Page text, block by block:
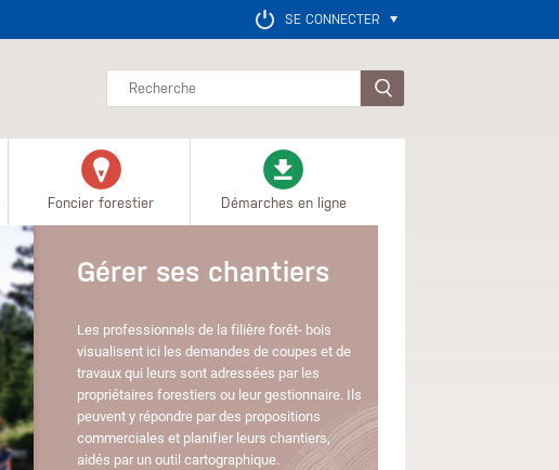
SE CONNECTER
Rechercher
Foncier forestier Démarches en ligne
Gérer ses chantiers
Les professionnels de la filière forêt- bois
visualisent ici les demandes de coupes et de
travaux qui leurs sont adressées par les
propriétaires forestiers ou leur gestionnaire. Ils
peuvent y répondre par des propositions
commerciales et planifier leurs chantiers,
aidés par un outil cartographique.